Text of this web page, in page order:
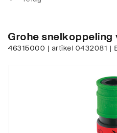
Grohe snelkoppeling
46315000 | artikel 0432081 |